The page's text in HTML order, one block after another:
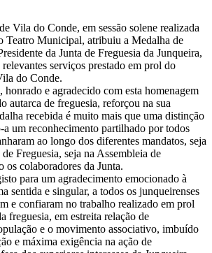
Vila do Conde, em sessão solene realizada
Teatro Municipal, atribuiu a Medalha de
da Junta de Freguesia da Junqueira,
serviços prestado em prol do
do Conde.
honrado e agradecido com esta homenagem
autarca de freguesia, reforçou na sua
recebida é muito mais que uma distinção
a um reconhecimento partilhado por todos
ao longo dos diferentes mandatos, seja
Freguesia, seja na Assembleia de
os colaboradores da Junta.
para um agradecimento emocionado à
sentida e singular, a todos os junqueirenses
e confiaram no trabalho realizado em prol
freguesia, em estreita relação de
e o movimento associativo, imbuído
e máxima exigência na ação de